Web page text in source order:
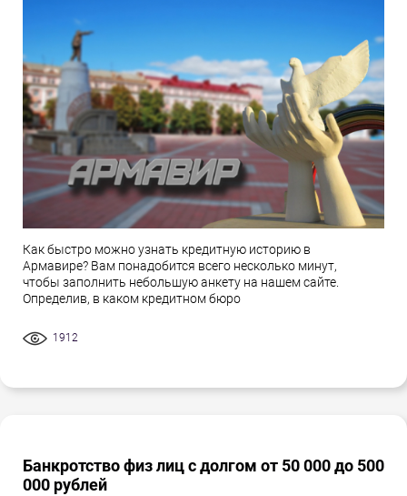
Как быстро можно узнать кредитную историю в
Армавире? Вам понадобится всего несколько минут,
чтобы заполнить небольшую анкету на нашем сайте.
Определив, в каком кредитном бюро
1912
Банкротство физ лиц с долгом от 50 000 до 500
000 рублей